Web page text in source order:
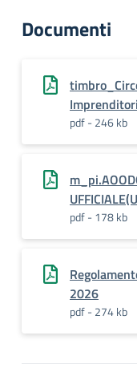
Documenti
pdf - 246 kb
pdf - 178 kb
2026
pdf - 274 kb